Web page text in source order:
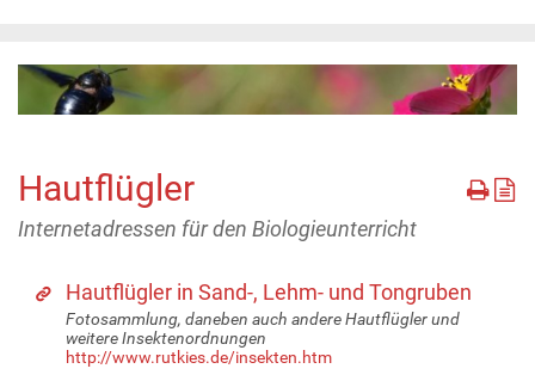
Hautflügler
Internetadressen für den Biologieunterricht
Hautflügler in Sand-, Lehm- und Tongruben
Fotosammlung, daneben auch andere Hautflügler und
weitere Insektenordnungen
http://www.rutkies.de/insekten.htm